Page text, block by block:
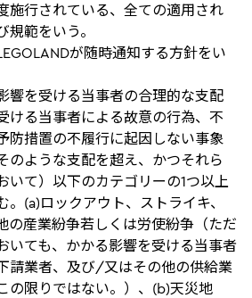
施行されている、全ての適用され
範をいう。
が随時通知する方針をい
響を受ける当事者の合理的な支配
ける当事者による故意の行為、不
防措置の不履行に起因しない事象
のような支配を超え、かつそれら
いて）以下のカテゴリーの1つ以上
。(a)ロックアウト、ストライキ、
の産業紛争若しくは労使紛争（ただ
いても、かかる影響を受ける当事者
請業者、及び/又はその他の供給業
の限りではない。）、(b)天災地